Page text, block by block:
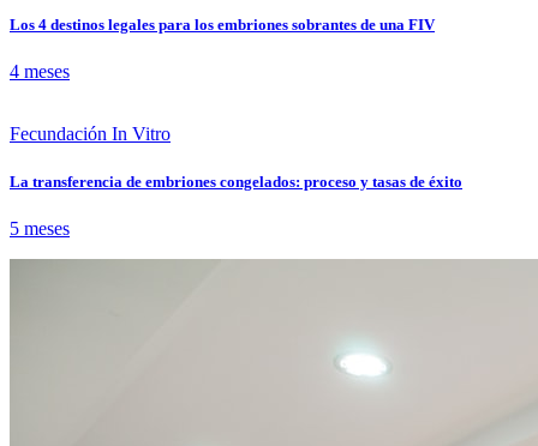
Los 4 destinos legales para los embriones sobrantes de una FIV
4 meses
Fecundación In Vitro
La transferencia de embriones congelados: proceso y tasas de éxito
5 meses